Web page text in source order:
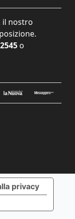
il nostro
o
privacy